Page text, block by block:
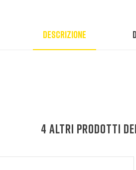
Descrizione
4 ALTRI PRODOTTI